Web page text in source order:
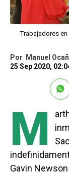
Trabajadores
Por
Manuel
25 Sep 2020,
M
Gavin